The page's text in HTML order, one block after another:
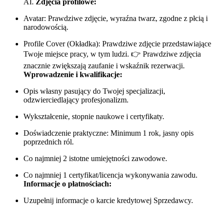
Avatar: Prawdziwe zdjęcie, wyraźna twarz, zgodne z płcią i
narodowością.
Profile Cover (Okładka): Prawdziwe zdjęcie przedstawiające
Twoje miejsce pracy, w tym ludzi. 👉 Prawdziwe zdjęcia
znacznie zwiększają zaufanie i wskaźnik rezerwacji.
Wprowadzenie i kwalifikacje:
Opis własny pasujący do Twojej specjalizacji,
odzwierciedlający profesjonalizm.
Wykształcenie, stopnie naukowe i certyfikaty.
Doświadczenie praktyczne: Minimum 1 rok, jasny opis
poprzednich ról.
Co najmniej 2 istotne umiejętności zawodowe.
Co najmniej 1 certyfikat/licencja wykonywania zawodu.
Informacje o płatnościach:
Uzupełnij informacje o karcie kredytowej Sprzedawcy.